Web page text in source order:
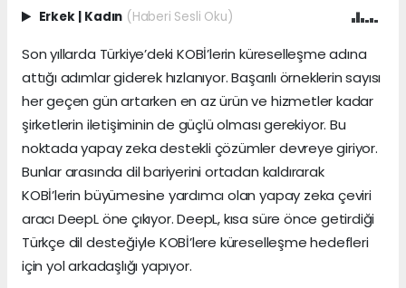
Erkek | Kadın (Haberi Sesli Oku)
Son yıllarda Türkiye’deki KOBİ’lerin küreselleşme adına
attığı adımlar giderek hızlanıyor. Başarılı örneklerin sayısı
her geçen gün artarken en az ürün ve hizmetler kadar
şirketlerin iletişiminin de güçlü olması gerekiyor. Bu
noktada yapay zeka destekli çözümler devreye giriyor.
Bunlar arasında dil bariyerini ortadan kaldırarak
KOBİ’lerin büyümesine yardımcı olan yapay zeka çeviri
aracı DeepL öne çıkıyor. DeepL, kısa süre önce getirdiği
Türkçe dil desteğiyle KOBİ’lere küreselleşme hedefleri
için yol arkadaşlığı yapıyor.